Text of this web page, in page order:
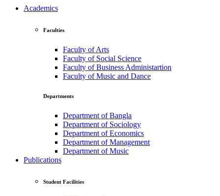
Academics
Faculties
Faculty of Arts
Faculty of Social Science
Faculty of Business Administartion
Faculty of Music and Dance
Departments
Department of Bangla
Department of Sociology
Department of Economics
Department of Management
Department of Music
Publications
Student Facilities